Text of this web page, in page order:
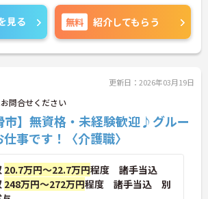
いて、マイカー通勤が可能なた
には、詳細の情報や面接のポイ
のでお気軽にお問い合わせくだ
見る 無料 紹介してもらう
更新日：2026年03月19日
問合せください
市】無資格・未経験歓迎♪グルー
事です！〈介護職〉
20.7万円～22.7万円程度 諸手当込
248万円～272万円程度 諸手当込 別